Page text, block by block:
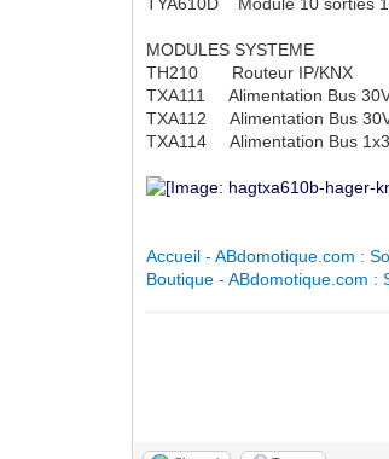
MODULES SYSTEME
TH210 Routeur IP/KNX
TXA111 Alimentation Bus
TXA112 Alimentation Bus
TXA114 Alimentation Bus
Accueil - ABdomotique.com :
Boutique - ABdomotique.com :